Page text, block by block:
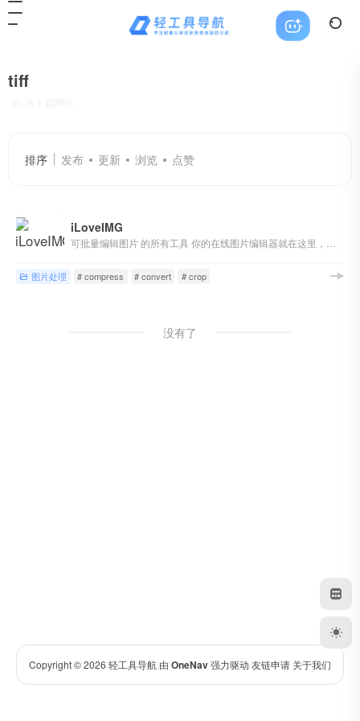
tiff
排序 发布 更新 浏览 点赞
iLoveIMG
图片处理 # compress # convert # crop
没有了
Copyright © 2026 轻工具导航 由 OneNav强力驱动 友链申请 关于我们